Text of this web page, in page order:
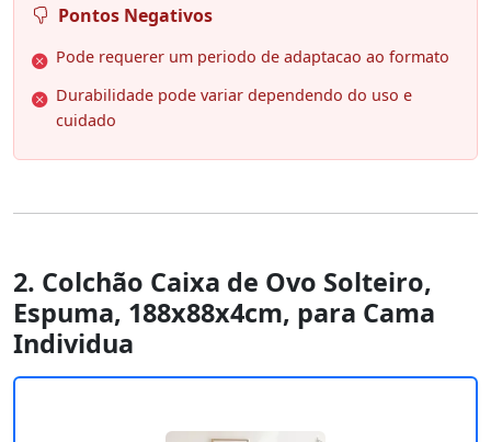
Pontos Negativos
Pode requerer um periodo de adaptacao ao formato
Durabilidade pode variar dependendo do uso e
cuidado
2. Colchão Caixa de Ovo Solteiro,
Espuma, 188x88x4cm, para Cama
Individua